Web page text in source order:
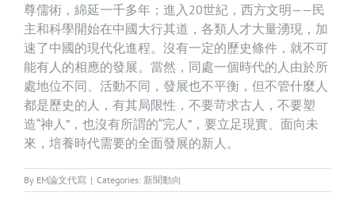
尊儒術，綿延一千多年；進入20世紀，西方文明——民
主和科學開始在中國大行其道，各類人才大量湧現，加
速了中國的現代化進程。沒有一定的歷史條件，就不可
能有人的相應的發展。當然，同處一個時代的人由於所
處地位不同、活動不同，發展也不平衡，但不管什麼人
都是歷史的人，有其局限性，不要苛求古人，不要塑
造“神人”，也沒有所謂的“完人”，要立足現實、面向未
來，培養時代需要的全面發展的新人。
By EM論文代寫 | Categories: 新聞動向